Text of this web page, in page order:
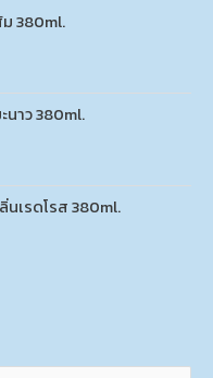
380ml.
นาว 380ml.
เรดโรส 380ml.